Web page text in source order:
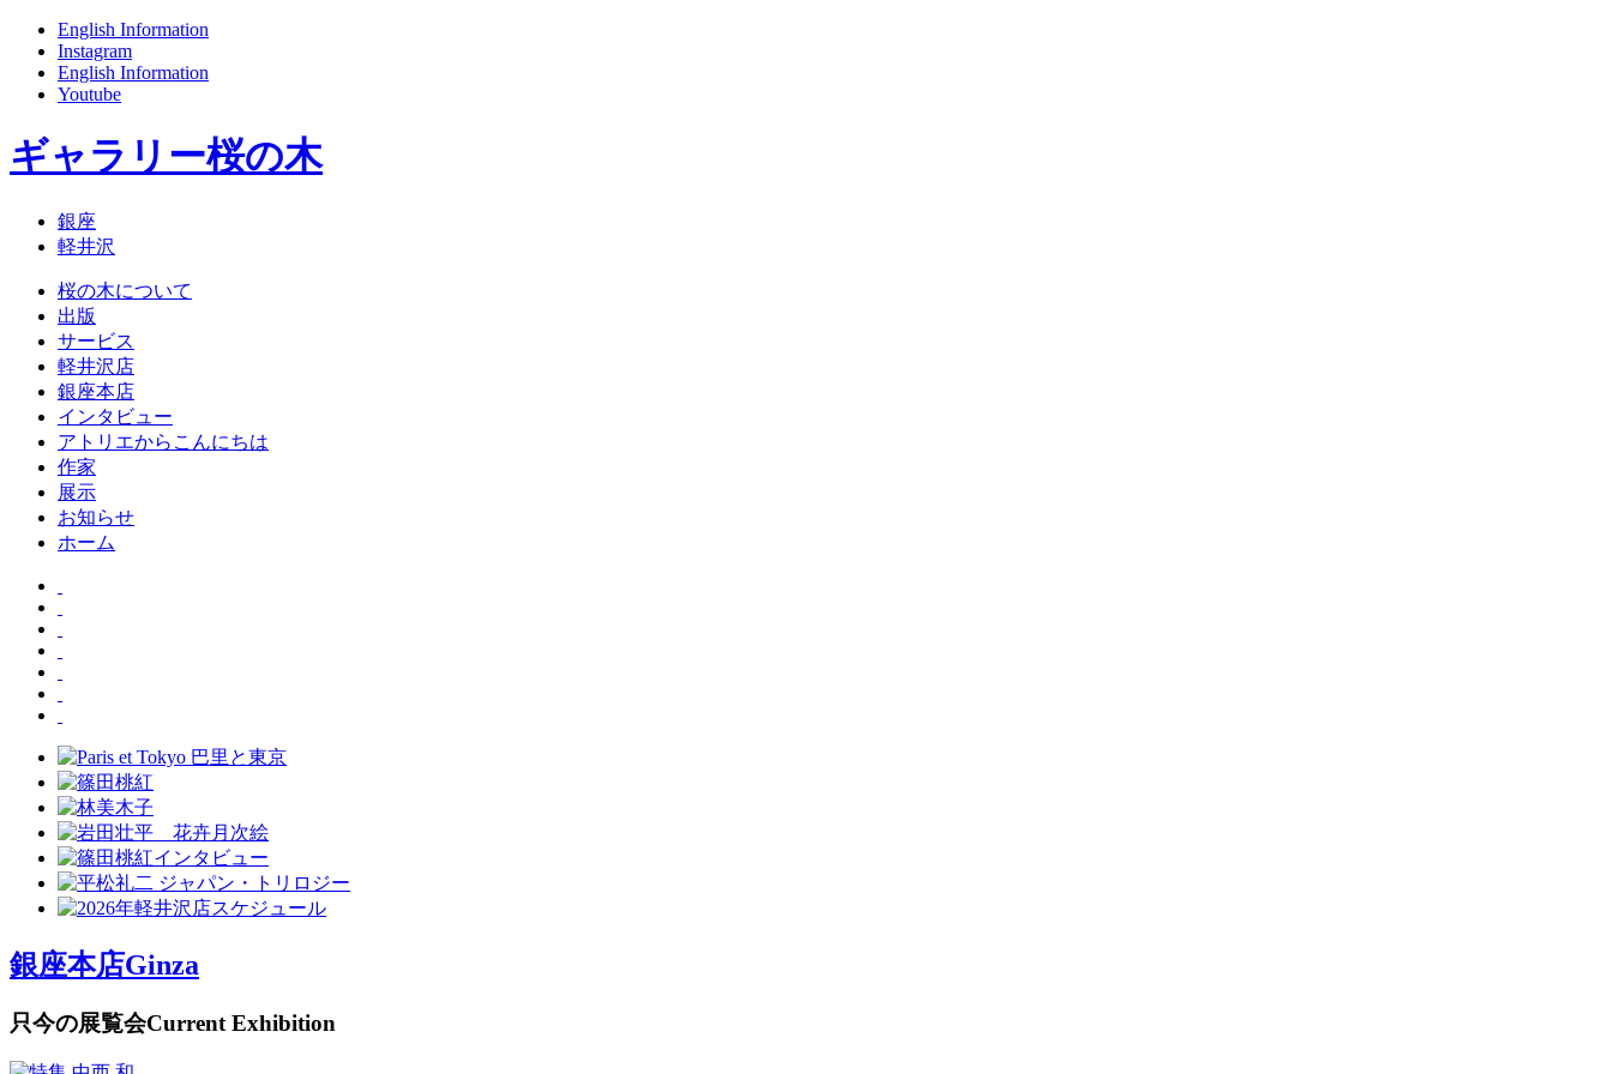
English Information
Instagram
English Information
Youtube
ギャラリー桜の木
銀座
軽井沢
桜の木について
出版
サービス
軽井沢店
銀座本店
インタビュー
アトリエからこんにちは
作家
展示
お知らせ
ホーム
銀座本店Ginza
只今の展覧会Current Exhibition